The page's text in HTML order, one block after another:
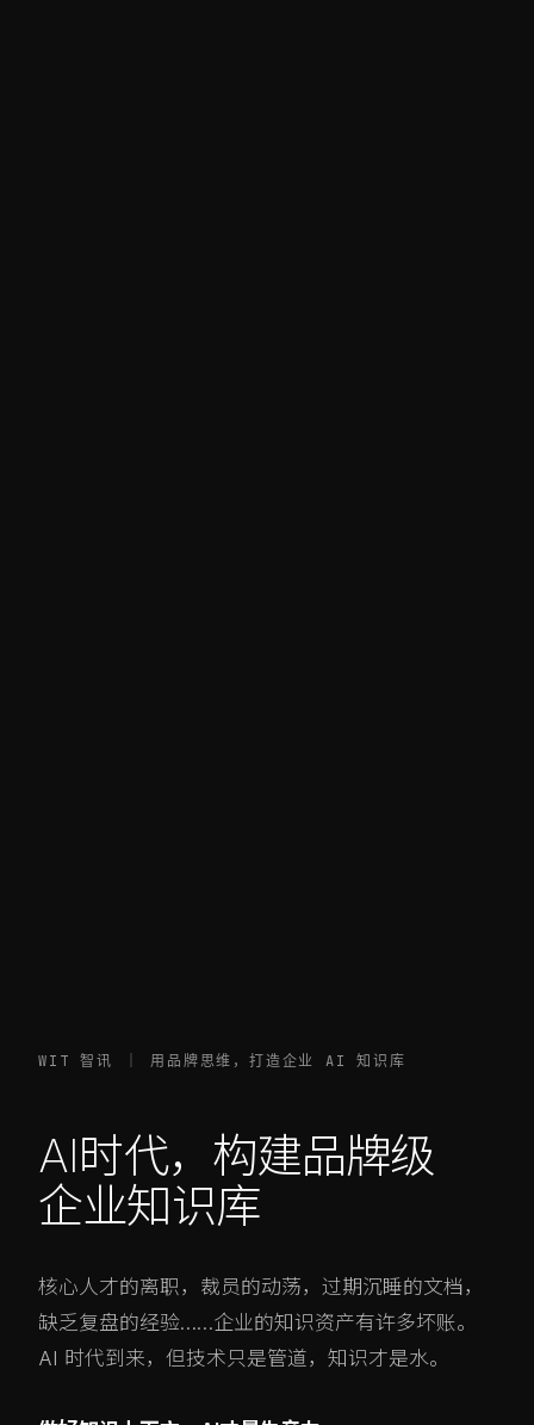
WIT 智讯 ｜ 用品牌思维，打造企业 AI 知识库
AI时代，构建品牌级
企业知识库
核心人才的离职，裁员的动荡，过期沉睡的文档，
缺乏复盘的经验……企业的知识资产有许多坏账。
AI 时代到来，但技术只是管道，知识才是水。